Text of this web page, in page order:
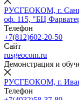
РУСГЕОКОМ, г.
оф. 115, "БЦ
Телефон
+7(812)602-20-50
Сайт
rusgeocom.ru
Демонстрация и
РУСГЕОКОМ, г.
Телефон